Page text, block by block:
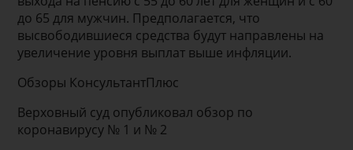
до 65 для мужчин. Предполагается, что
высвободившиеся средства будут направлены на
увеличение уровня выплат выше инфляции.
Обзоры КонсультантПлюс
Верховный суд опубликовал обзор по
коронавирусу № 1 и № 2